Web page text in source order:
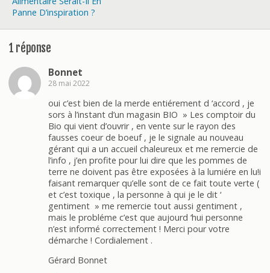
Panne D’inspiration ?
1 réponse
Bonnet
28 mai 2022
oui c’est bien de la merde entiérement d ‘accord , je
sors à l’instant d’un magasin BIO » Les comptoir du
Bio qui vient d’ouvrir , en vente sur le rayon des
fausses coeur de boeuf , je le signale au nouveau
gérant qui a un accueil chaleureux et me remercie de
l’info , j’en profite pour lui dire que les pommes de
terre ne doivent pas être exposées à la lumiére en lu!i
faisant remarquer qu’elle sont de ce fait toute verte (
et c’est toxique , la personne à qui je le dit ‘
gentiment » me remercie tout aussi gentiment ,
mais le probléme c’est que aujourd ‘hui personne
n’est informé correctement ! Merci pour votre
démarche ! Cordialement .
Gérard Bonnet